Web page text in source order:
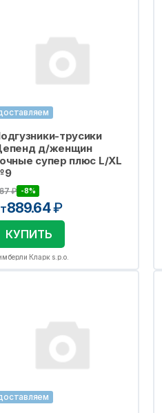
трусики
д/женщин
супер плюс L/XL
₽ -8%
889.64₽
КУПИТЬ
Кларк s.p.o.